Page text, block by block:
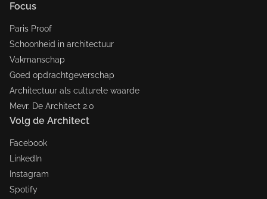
Focus
Paris Proof
Schoonheid in architectuur
Vakmanschap
Goed opdrachtgeverschap
Architectuur als culturele waarde
Mevr. De Architect 2.0
Volg de Architect
Facebook
LinkedIn
Instagram
Spotify